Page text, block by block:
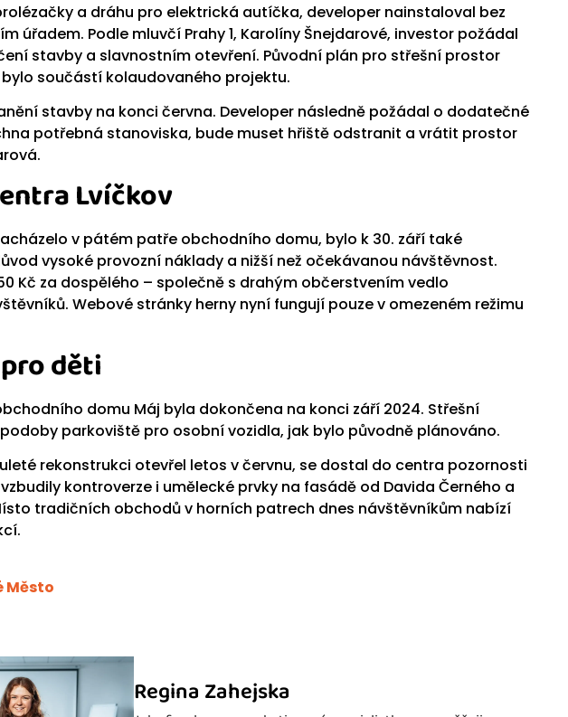
a dráhu pro elektrická autíčka, developer nainstaloval bez
úřadem. Podle mluvčí Prahy 1, Karolíny Šnejdarové, investor požádal
stavby a slavnostním otevření. Původní plán pro střešní prostor
součástí kolaudovaného projektu.
stavby na konci června. Developer následně požádal o dodatečné
potřebná stanoviska, bude muset hřiště odstranit a vrátit prostor
Lvíčkov
v pátém patře obchodního domu, bylo k 30. září také
vysoké provozní náklady a nižší než očekávanou návštěvnost.
Kč za dospělého – společně s drahým občerstvením vedlo
Webové stránky herny nyní fungují pouze v omezeném režimu
děti
domu Máj byla dokončena na konci září 2024. Střešní
parkoviště pro osobní vozidla, jak bylo původně plánováno.
rekonstrukci otevřel letos v červnu, se dostal do centra pozornosti
kontroverze i umělecké prvky na fasádě od Davida Černého a
tradičních obchodů v horních patrech dnes návštěvníkům nabízí
Město
Regina Zahejska